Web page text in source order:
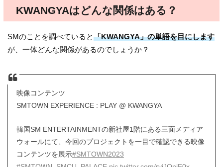
KWANGYAはどんな関係はある？
SMのことを調べていると「KWANGYA」の単語を目にします
が、一体どんな関係があるのでしょうか？
映像コンテンツ
SMTOWN EXPERIENCE : PLAY @ KWANGYA
韓国SM ENTERTAINMENTの新社屋1階にある三面メディア
ウォールにて、今回のプロジェクトを一目で確認できる映像
コンテンツを展示#SMTOWN2023